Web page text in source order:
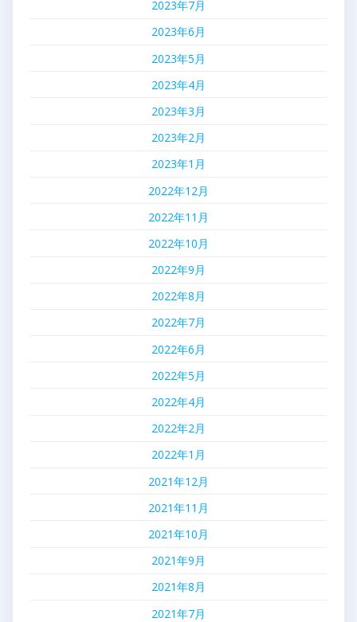
2023年7月
2023年6月
2023年5月
2023年4月
2023年3月
2023年2月
2023年1月
2022年12月
2022年11月
2022年10月
2022年9月
2022年8月
2022年7月
2022年6月
2022年5月
2022年4月
2022年2月
2022年1月
2021年12月
2021年11月
2021年10月
2021年9月
2021年8月
2021年7月